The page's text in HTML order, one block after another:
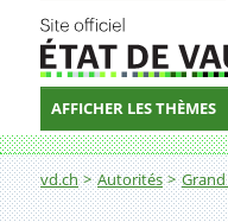
AFFICHER LES THÈMES
Fil d'Ariane
vd.ch Autorités